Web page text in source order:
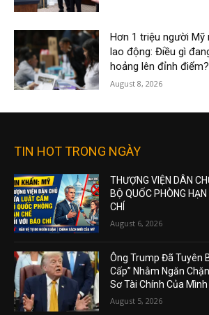
Hơn 1 triệu người
lao động: Điều gì
hoảng lên đỉnh điểm?
August 8, 2026
TIN HOT TRONG NGÀY
THƯỢNG VIỆN DÂN
BỘ QUỐC PHÒNG
CHÍ
August 6, 2026
Ông Trump Đã Tuyên
Cấp” Nhằm Ngăn
Sơ Tài Chính Của
August 5, 2026